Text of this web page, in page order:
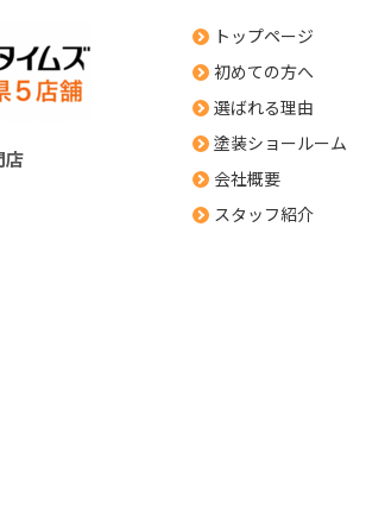
店
トップページ
初めての方へ
選ばれる理由
塗装ショールーム
会社概要
スタッフ紹介